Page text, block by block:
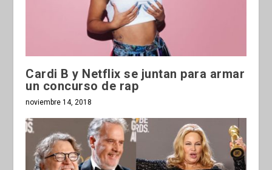
Cardi B y Netflix se juntan para armar
un concurso de rap
noviembre 14, 2018